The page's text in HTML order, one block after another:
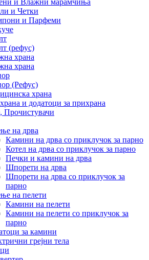
и Четки
и Парфеми
(рефус)
храна
храна
(Рефус)
храна
и додатоци за прихрана
Прочистувачи
на дрва
Камини на дрва со приклучок за парно
Котел на дрва со приклучок за парно
Печки и камини на дрва
Шпорети на дрва
Шпорети на дрва со приклучок за
парно
на пелети
Камини на пелети
Камини на пелети со приклучок за
парно
за камини
грејни тела